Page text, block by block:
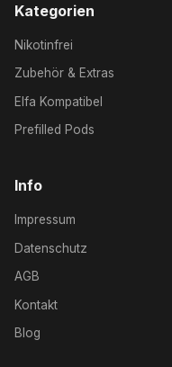
Kategorien
Nikotinfrei
Zubehör & Extras
Elfa Kompatibel
Prefilled Pods
Info
Impressum
Datenschutz
AGB
Kontakt
Blog